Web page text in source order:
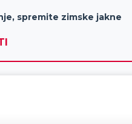
spremite zimske jakne